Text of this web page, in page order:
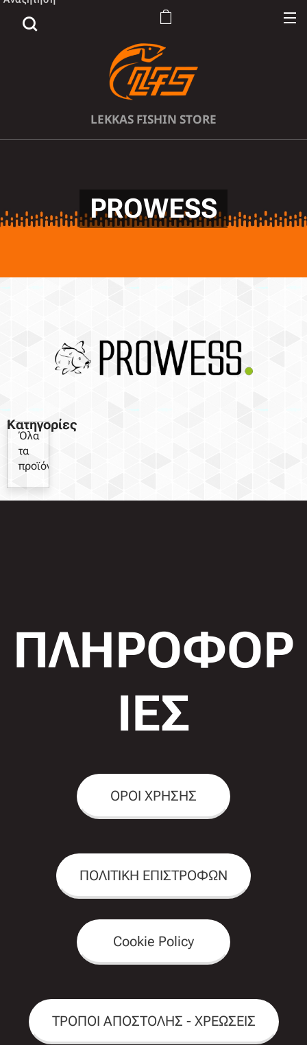
LEKKAS FISHIN STORE
PROWESS
Κατηγορίες
Όλα
τα
προϊόντα
ΠΛΗΡΟΦΟΡ
ΙΕΣ
ΟΡΟΙ ΧΡΗΣΗΣ
ΠΟΛΙΤΙΚΗ ΕΠΙΣΤΡΟΦΩΝ
Cookie Policy
ΤΡΟΠΟΙ ΑΠΟΣΤΟΛΗΣ - ΧΡΕΩΣΕΙΣ